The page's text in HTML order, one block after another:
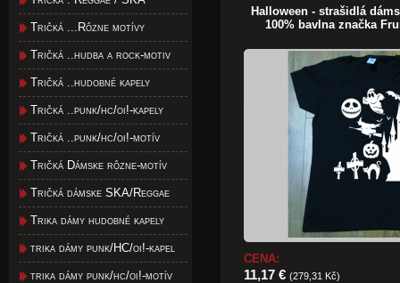
Tričká ...Rôzne motívy
Tričká ..hudba a rock-motiv
Tričká ..hudobné kapely
Tričká ..punk/hc/oi!-kapely
Tričká ..punk/hc/oi!-motív
Tričká Dámske rôzne-motív
Tričká dámske SKA/Reggae
Trika dámy hudobné kapely
trika dámy punk/HC/oi!-kapel
trika dámy punk/hc/oi!-motív
Halloween - strašidlá
100% bavlna značka
CENA:
11,17 € (279,31 Kč)